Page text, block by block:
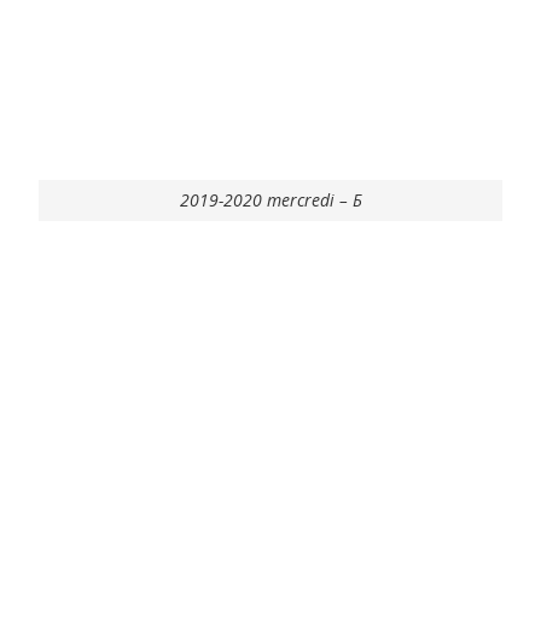
2019-2020 mercredi – Б